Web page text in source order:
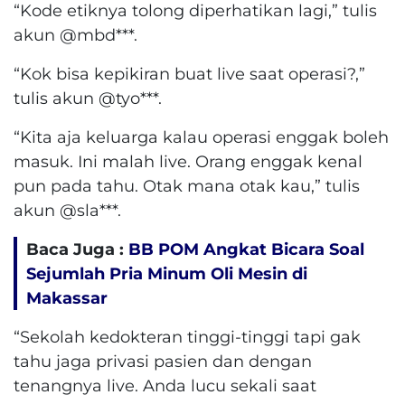
“Kode etiknya tolong diperhatikan lagi,” tulis
akun @mbd***.
“Kok bisa kepikiran buat live saat operasi?,”
tulis akun @tyo***.
“Kita aja keluarga kalau operasi enggak boleh
masuk. Ini malah live. Orang enggak kenal
pun pada tahu. Otak mana otak kau,” tulis
akun @sla***.
Baca Juga : BB POM Angkat Bicara Soal
Sejumlah Pria Minum Oli Mesin di
Makassar
“Sekolah kedokteran tinggi-tinggi tapi gak
tahu jaga privasi pasien dan dengan
tenangnya live. Anda lucu sekali saat